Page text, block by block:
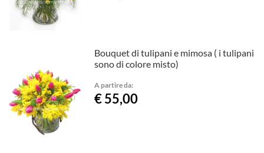
Bouquet di tulipani e mimosa ( i tulipani
sono di colore misto)
A partire da:
€ 55,00